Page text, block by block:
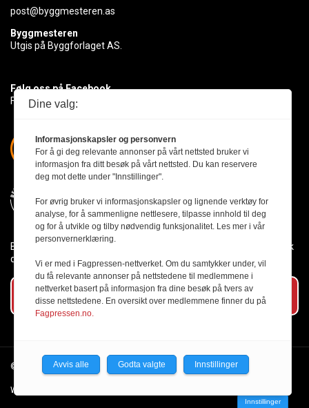
post@byggmesteren.as
Byggmesteren
Utgis på Byggforlaget AS.
Følg oss på Facebook
Få med deg det siste innen byggebransjen
Byggmesteren følger Vær Varsom-plakaten og presseetikken slik
den er nedfelt i Redaktørplakaten.
Abonner på vårt nyhetsbrev
© 2026 Byggmesteren. Personvernerklæring.
Webutvikling av Creatur
Innstillinger
Dine valg:
Informasjonskapsler og personvern
For å gi deg relevante annonser på vårt nettsted bruker vi
informasjon fra ditt besøk på vårt nettsted. Du kan reservere
deg mot dette under "Innstillinger".
For øvrig bruker vi informasjonskapsler og lignende verktøy for
analyse, for å sammenligne nettlesere, tilpasse innhold til deg
og for å utvikle og tilby nødvendig funksjonalitet. Les mer i vår
personvernerklæring.
Vi er med i Fagpressen-nettverket. Om du samtykker under, vil
du få relevante annonser på nettstedene til medlemmene i
nettverket basert på informasjon fra dine besøk på tvers av
disse nettstedene. En oversikt over medlemmene finner du på
Fagpressen.no.
Avvis alle Godta valgte Innstillinger